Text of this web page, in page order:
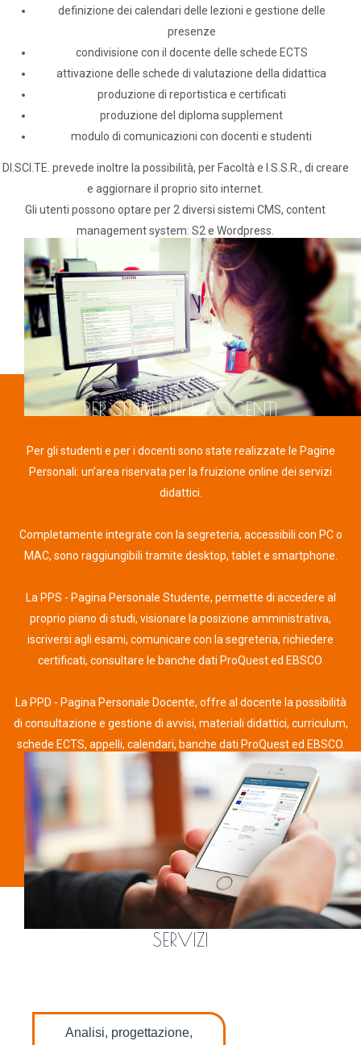
definizione dei calendari delle lezioni e gestione delle
presenze
condivisione con il docente delle schede ECTS
attivazione delle schede di valutazione della didattica
produzione di reportistica e certificati
produzione del diploma supplement
modulo di comunicazioni con docenti e studenti
DI.SCI.TE. prevede inoltre la possibilità, per Facoltà e I.S.S.R., di creare
e aggiornare il proprio sito internet.
Gli utenti possono optare per 2 diversi sistemi CMS, content
management system: S2 e Wordpress.
PER STUDENTI E DOCENTI
Per gli studenti e per i docenti sono state realizzate le Pagine
Personali: un’area riservata per la fruizione online dei servizi
didattici.
Completamente integrate con la segreteria, accessibili con PC o
MAC, sono raggiungibili tramite desktop, tablet e smartphone.
La PPS - Pagina Personale Studente, permette di accedere al
proprio piano di studi, visionare la posizione amministrativa,
iscriversi agli esami, comunicare con la segreteria, richiedere
certificati, consultare le banche dati ProQuest ed EBSCO.
La PPD - Pagina Personale Docente, offre al docente la possibilità
di consultazione e gestione di avvisi, materiali didattici, curriculum,
schede ECTS, appelli, calendari, banche dati ProQuest ed EBSCO.
SERVIZI
Analisi, progettazione,